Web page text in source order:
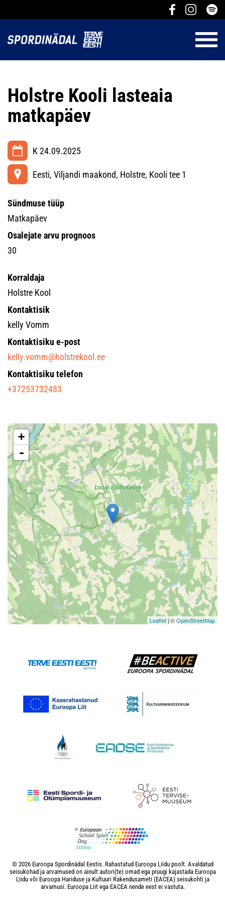
Holstre Kooli lasteaia
matkapäev
K 24.09.2025
Eesti, Viljandi maakond, Holstre, Kooli tee 1
Sündmuse tüüp
Matkapäev
Osalejate arvu prognoos
30
Korraldaja
Holstre Kool
Kontaktisik
kelly Vomm
Kontaktisiku e-post
kelly.vomm@holstrekool.ee
Kontaktisiku telefon
+37253732483
+
-
Leaflet | ©OpenStreetMap
© 2026 Euroopa Spordinädal Eestis. Rahastatud Euroopa Liidu poolt. Avaldatud
seisukohad ja arvamused on ainult autori(te) omad ega pruugi kajastada Euroopa
Liidu või Euroopa Hariduse ja Kultuuri Rakendusameti (EACEA) seisukohti ja
arvamusi. Euroopa Liit ega EACEA nende eest ei vastuta.